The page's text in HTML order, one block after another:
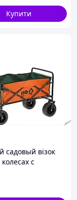
ТSR, E43583P70
Купити
садовый візок
с
см,
100 кг